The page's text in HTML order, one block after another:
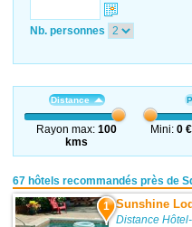
Nb. personnes
Distance
Rayon max:100
kms
Mini: 0 €
67 hôtels recommandés près de
1 Sunshine
Distance